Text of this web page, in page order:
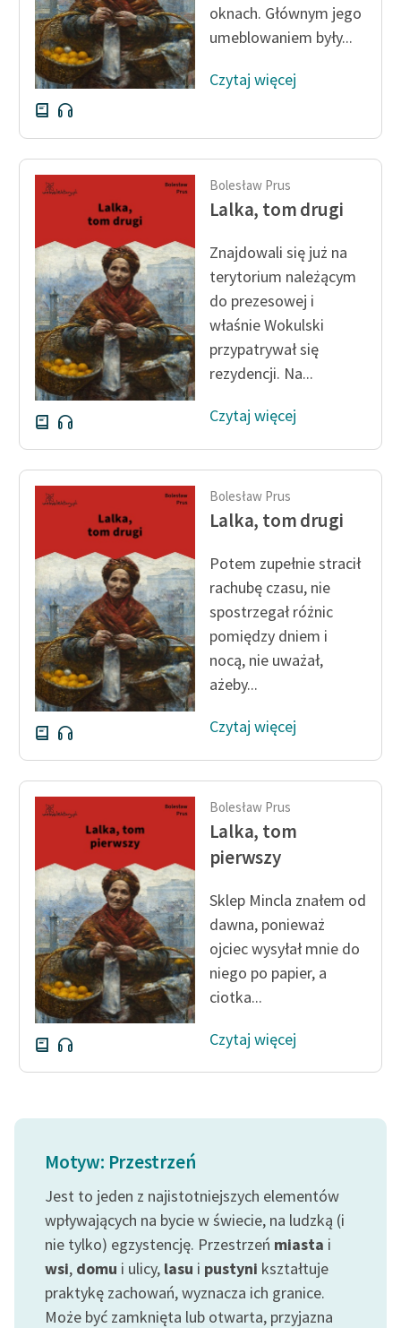
Zasady wykorzystania
Wolnych Lektur
Logotypy
Materiały promocyjne
Polityka prywatności
Regulamin biblioteki
Dane fundacji i
sprawozdania finansowe
Regulamin darowizn
Informacja o treściach
wrażliwych
Deklaracja dostępności
oknach. Głównym jego
umeblowaniem były...
Czytaj więcej
Bolesław Prus
Lalka, tom drugi
Znajdowali się już na
terytorium należącym
do prezesowej i
właśnie Wokulski
przypatrywał się
rezydencji. Na...
Czytaj więcej
Bolesław Prus
Lalka, tom drugi
Potem zupełnie stracił
rachubę czasu, nie
spostrzegał różnic
pomiędzy dniem i
nocą, nie uważał,
ażeby...
Czytaj więcej
Bolesław Prus
Lalka, tom
pierwszy
Sklep Mincla znałem od
dawna, ponieważ
ojciec wysyłał mnie do
niego po papier, a
ciotka...
Czytaj więcej
Motyw: Przestrzeń
Jest to jeden z najistotniejszych elementów
wpływających na bycie w świecie, na ludzką (i
nie tylko) egzystencję. Przestrzeń miasta i
wsi, domu i ulicy, lasu i pustyni kształtuje
praktykę zachowań, wyznacza ich granice.
Może być zamknięta lub otwarta, przyjazna